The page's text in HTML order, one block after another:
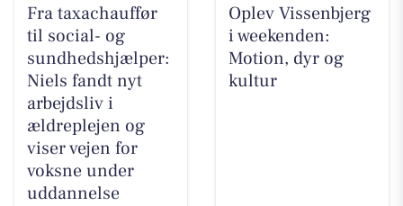
Fra taxachauffør
til social- og
sundhedshjælper:
Niels fandt nyt
arbejdsliv i
ældreplejen og
viser vejen for
voksne under
uddannelse
Oplev Vissenbjerg
i weekenden:
Motion, dyr og
kultur